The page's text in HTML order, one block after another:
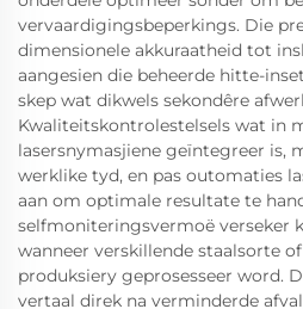
vervaardigingsbeperkings. Die
dimensionele akkuraatheid tot
aangesien die beheerde hitte-
skep wat dikwels sekondêre
Kwaliteitskontrolestelsels wat in
lasersnymasjiene geïntegreer is,
werklike tyd, en pas outomaties
aan om optimale resultate te
selfmoniteringsvermoë verseker
wanneer verskillende staalsorte
produksiery geprosesseer word.
vertaal direk na verminderde